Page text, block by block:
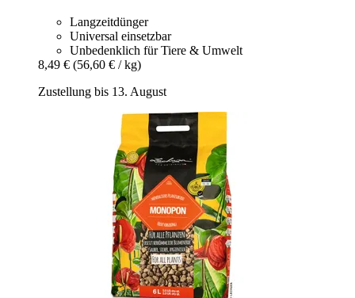
Langzeitdünger
Universal einsetzbar
Unbedenklich für Tiere & Umwelt
8,49 € (56,60 € / kg)
Zustellung bis 13. August